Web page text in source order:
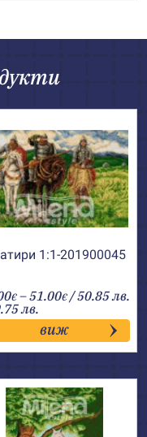
1:1-201900045
€ –51.00€Price
range:
26.00€
through
51.00€
/ 50.85 лв.
лв.
виж